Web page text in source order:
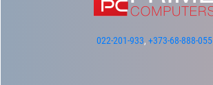
022-201-933, +373-68-888-055